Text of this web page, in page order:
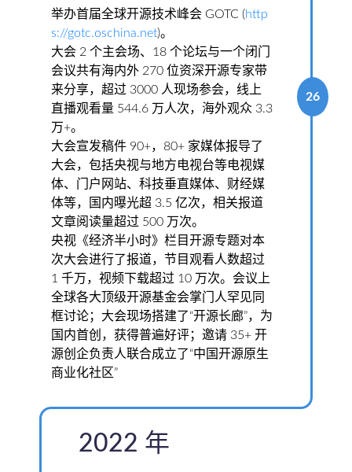
举办首届全球开源技术峰会 GOTC (http
s://gotc.oschina.net)。
大会 2 个主会场、18 个论坛与一个闭门
会议共有海内外 270 位资深开源专家带
来分享，超过 3000 人现场参会，线上
直播观看量 544.6 万人次，海外观众 3.3
万+。
大会宣发稿件 90+，80+ 家媒体报导了
大会，包括央视与地方电视台等电视媒
体、门户网站、科技垂直媒体、财经媒
体等，国内曝光超 3.5 亿次，相关报道
文章阅读量超过 500 万次。
央视《经济半小时》栏目开源专题对本
次大会进行了报道，节目观看人数超过
1 千万，视频下载超过 10 万次。会议上
全球各大顶级开源基金会掌门人罕见同
框讨论；大会现场搭建了“开源长廊”，为
国内首创，获得普遍好评；邀请 35+ 开
源创企负责人联合成立了“中国开源原生
商业化社区”
26
2022 年